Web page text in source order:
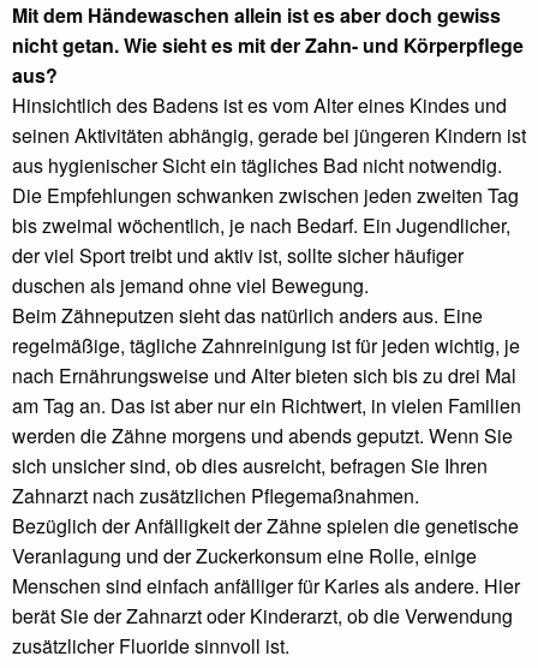
Mit dem Händewaschen allein ist es aber doch gewiss
nicht getan. Wie sieht es mit der Zahn- und Körperpflege
aus?
Hinsichtlich des Badens ist es vom Alter eines Kindes und
seinen Aktivitäten abhängig, gerade bei jüngeren Kindern ist
aus hygienischer Sicht ein tägliches Bad nicht notwendig.
Die Empfehlungen schwanken zwischen jeden zweiten Tag
bis zweimal wöchentlich, je nach Bedarf. Ein Jugendlicher,
der viel Sport treibt und aktiv ist, sollte sicher häufiger
duschen als jemand ohne viel Bewegung.
Beim Zähneputzen sieht das natürlich anders aus. Eine
regelmäßige, tägliche Zahnreinigung ist für jeden wichtig, je
nach Ernährungsweise und Alter bieten sich bis zu drei Mal
am Tag an. Das ist aber nur ein Richtwert, in vielen Familien
werden die Zähne morgens und abends geputzt. Wenn Sie
sich unsicher sind, ob dies ausreicht, befragen Sie Ihren
Zahnarzt nach zusätzlichen Pflegemaßnahmen.
Bezüglich der Anfälligkeit der Zähne spielen die genetische
Veranlagung und der Zuckerkonsum eine Rolle, einige
Menschen sind einfach anfälliger für Karies als andere. Hier
berät Sie der Zahnarzt oder Kinderarzt, ob die Verwendung
zusätzlicher Fluoride sinnvoll ist.